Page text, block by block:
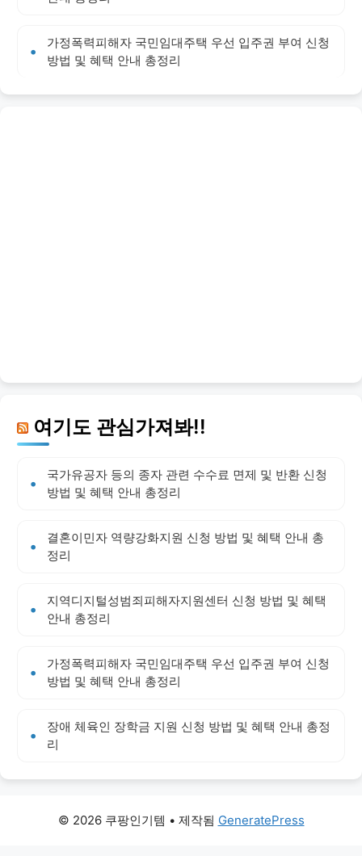
가정폭력피해자 국민임대주택 우선 입주권 부여 신청
방법 및 혜택 안내 총정리
여기도 관심가져봐!!
국가유공자 등의 종자 관련 수수료 면제 및 반환 신청
방법 및 혜택 안내 총정리
결혼이민자 역량강화지원 신청 방법 및 혜택 안내 총
정리
지역디지털성범죄피해자지원센터 신청 방법 및 혜택
안내 총정리
가정폭력피해자 국민임대주택 우선 입주권 부여 신청
방법 및 혜택 안내 총정리
장애 체육인 장학금 지원 신청 방법 및 혜택 안내 총정
리
© 2026 쿠팡인기템 • 제작됨 GeneratePress